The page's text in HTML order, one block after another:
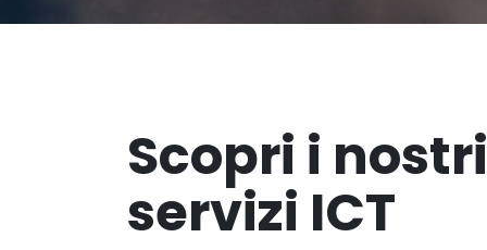
Scopri i nostri
servizi ICT